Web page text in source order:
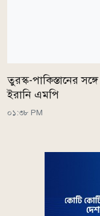
তুরস্ক-পাকিস্তানের
ইরানি এমপি
০১:৩৮ PM